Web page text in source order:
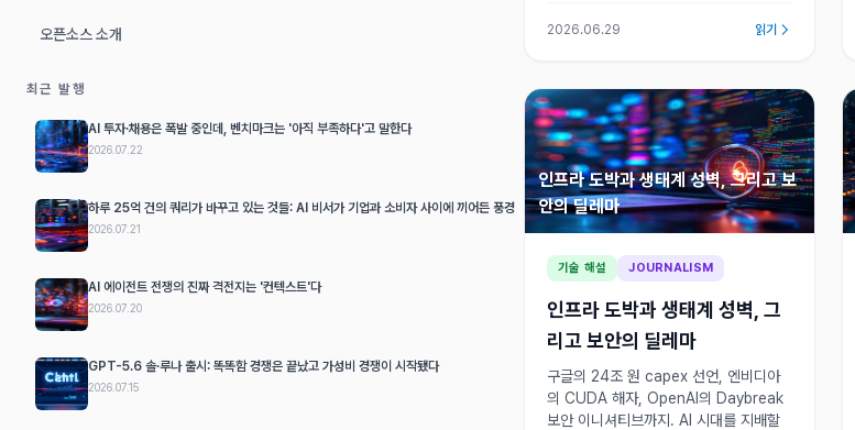
오픈소스 소개
최근 발행
AI 투자·채용은 폭발 중인데, 벤치마크는 '아직 부족하다'고 말한다
2026.07.22
하루 25억 건의 쿼리가 바꾸고 있는 것들: AI 비서가 기업과 소비자 사이에 끼어든 풍경
2026.07.21
AI 에이전트 전쟁의 진짜 격전지는 '컨텍스트'다
2026.07.20
GPT-5.6 솔·루나 출시: 똑똑함 경쟁은 끝났고 가성비 경쟁이 시작됐다
2026.07.15
받습니다.
2026.06.29 읽기
인프라 도박과 생태계 성벽, 그리고 보
안의 딜레마
기술 해설 JOURNALISM
인프라 도박과 생태계 성벽, 그
리고 보안의 딜레마
구글의 24조 원 capex 선언, 엔비디아
의 CUDA 해자, OpenAI의 Daybreak
보안 이니셔티브까지. AI 시대를 지배할